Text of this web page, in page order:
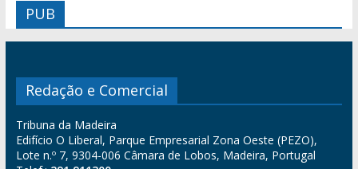
PUB
Redação e Comercial
Tribuna da Madeira
Edifício O Liberal, Parque Empresarial Zona Oeste (PEZO),
Lote n.º 7, 9304-006 Câmara de Lobos, Madeira, Portugal